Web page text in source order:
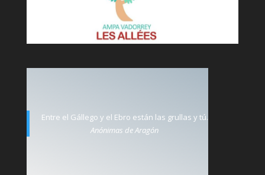
Entre el Gállego y el Ebro están las grullas y tú.
Anónimas de Aragón